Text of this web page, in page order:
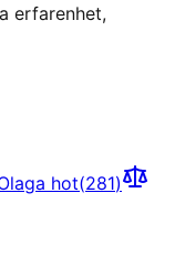
erfarenhet,
hot(281)